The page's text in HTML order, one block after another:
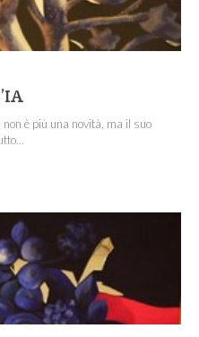
non è più una novità, ma il suo